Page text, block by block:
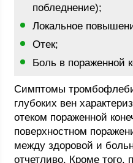
побледнение);
Локальное
Отек;
Боль в пораженной
Симптомы
глубоких вен
отеком пораженной
поверхностном
между здоровой и
отчетливо. Кроме